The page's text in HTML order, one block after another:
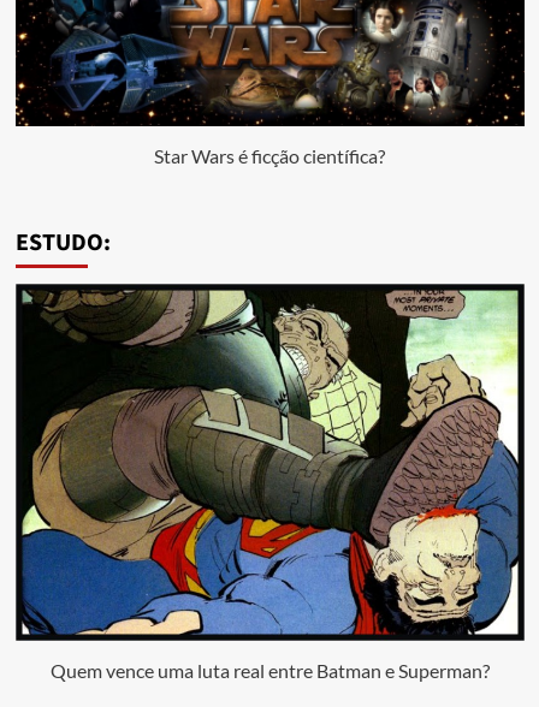
Star Wars é ficção científica?
ESTUDO:
Quem vence uma luta real entre Batman e Superman?